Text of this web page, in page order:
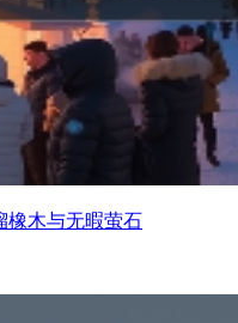
橡木与无暇萤石